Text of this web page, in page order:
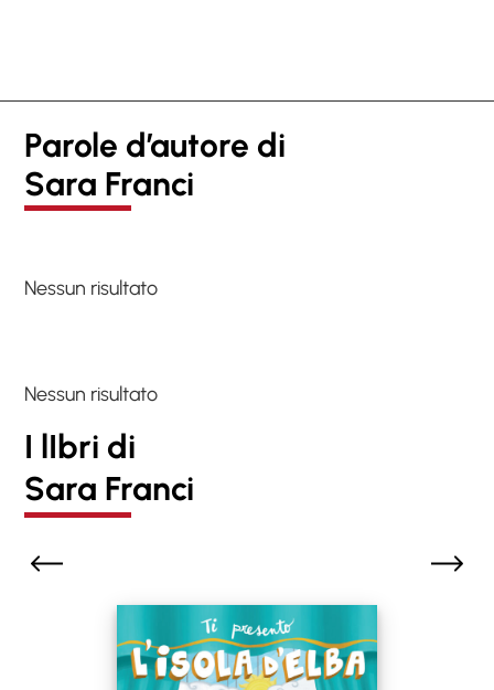
Parole d’autore di
Sara Franci
Nessun risultato
Nessun risultato
I lIbri di
Sara Franci